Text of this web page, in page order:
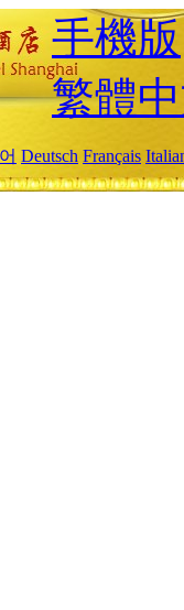
手機版
繁體
Deutsch Français